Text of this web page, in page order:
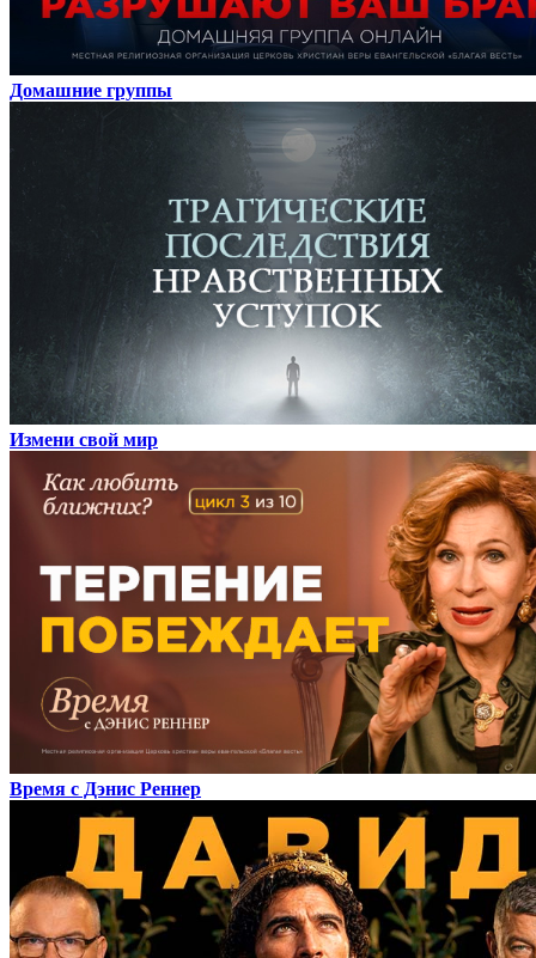
Домашние группы
Измени свой мир
Время с Дэнис Реннер